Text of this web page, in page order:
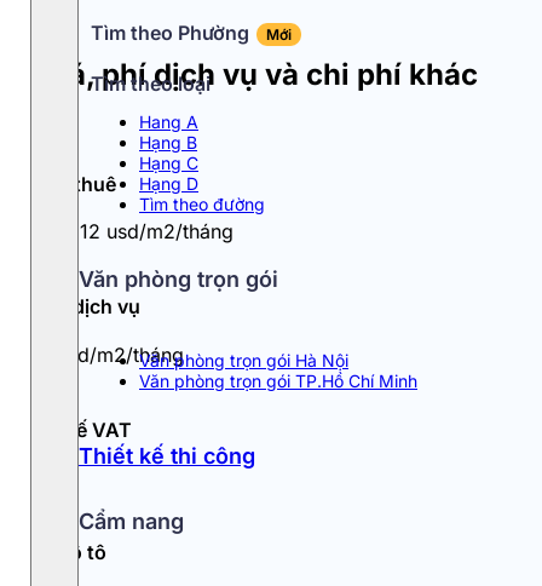
Tìm theo Phường Mới
Tìm theo loại
Hang A
Hạng B
Hạng C
Hạng D
Tìm theo đường
Văn phòng trọn gói
Văn phòng trọn gói Hà Nội
Văn phòng trọn gói TP.Hồ Chí Minh
Thiết kế thi công
Cẩm nang
Giá, phí dịch vụ và chi phí khác
Giá thuê
10 - 12 usd/m2/tháng
Phí dịch vụ
3 usd/m2/tháng
Thuế VAT
Đỗ ô tô